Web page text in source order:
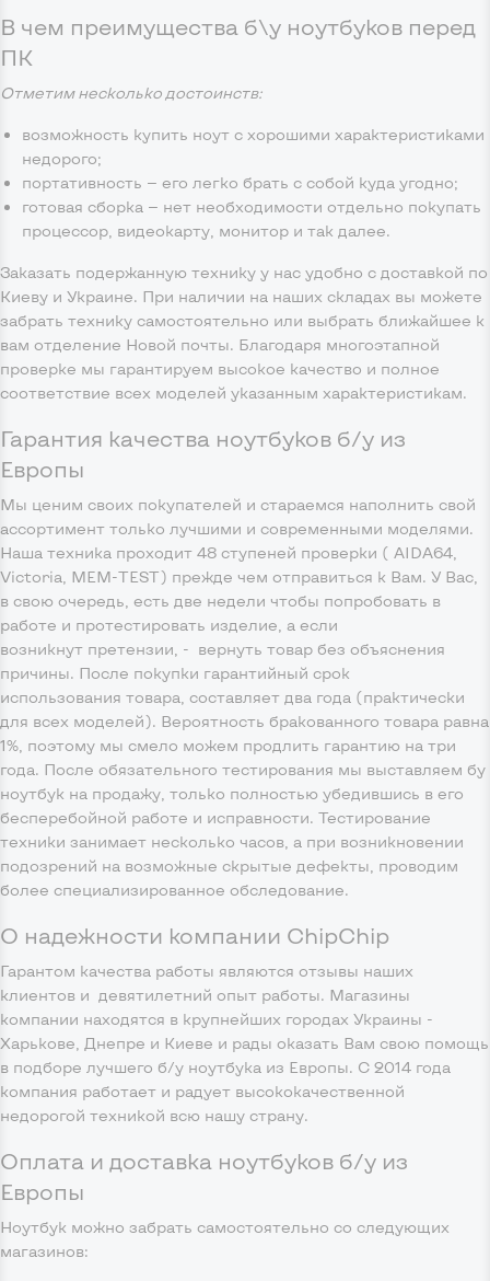
В чем преимущества б\у ноутбуков перед
ПК
Отметим несколько достоинств:
возможность купить ноут с хорошими характеристиками
недорого;
портативность — его легко брать с собой куда угодно;
готовая сборка — нет необходимости отдельно покупать
процессор, видеокарту, монитор и так далее.
Заказать подержанную технику у нас удобно с доставкой по
Киеву и Украине. При наличии на наших складах вы можете
забрать технику самостоятельно или выбрать ближайшее к
вам отделение Новой почты. Благодаря многоэтапной
проверке мы гарантируем высокое качество и полное
соответствие всех моделей указанным характеристикам.
Гарантия качества ноутбуков б/у из
Европы
Мы ценим своих покупателей и стараемся наполнить свой
ассортимент только лучшими и современными моделями.
Наша техника проходит 48 ступеней проверки ( AIDA64,
Victoria, MEM-TEST) прежде чем отправиться к Вам. У Вас,
в свою очередь, есть две недели чтобы попробовать в
работе и протестировать изделие, а если
возникнут претензии, - вернуть товар без объяснения
причины. После покупки гарантийный срок
использования товара, составляет два года (практически
для всех моделей). Вероятность бракованного товара равна
1%, поэтому мы смело можем продлить гарантию на три
года. После обязательного тестирования мы выставляем бу
ноутбук на продажу, только полностью убедившись в его
бесперебойной работе и исправности. Тестирование
техники занимает несколько часов, а при возникновении
подозрений на возможные скрытые дефекты, проводим
более специализированное обследование.
О надежности компании ChipChip
Гарантом качества работы являются отзывы наших
клиентов и девятилетний опыт работы. Магазины
компании находятся в крупнейших городах Украины -
Харькове, Днепре и Киеве и рады оказать Вам свою помощь
в подборе лучшего б/у ноутбука из Европы. С 2014 года
компания работает и радует высококачественной
недорогой техникой всю нашу страну.
Оплата и доставка ноутбуков б/у из
Европы
Ноутбук можно забрать самостоятельно со следующих
магазинов: